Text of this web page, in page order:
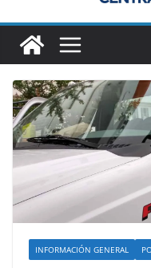
INFORMACIÓN GENERAL